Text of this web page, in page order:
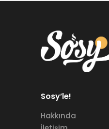
Sosy’le!
Hakkında